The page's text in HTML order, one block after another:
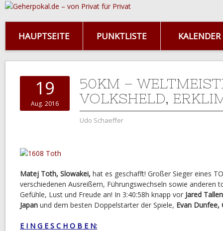
HAUPTSEITE PUNKTLISTE KALENDER
19
Aug. 2016
50KM –
VOLKSHELD,
Udo Schaeffer
Matej Toth, Slowakei, hat es geschafft! Großer Sieger eines
verschiedenen Ausreißern, Führungswechseln sowie anderen
Gefühle, Lust und Freude an! In 3:40:58h knapp vor Jared
Japan und dem besten Doppelstarter der Spiele, Evan Dunfee,
E I N G E S C H O B E N: